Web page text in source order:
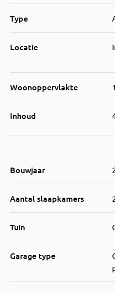
Type
Locatie
Woonoppervlakte
Inhoud
Bouwjaar
Aantal slaapkamers
Tuin
Garage type